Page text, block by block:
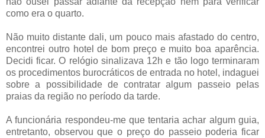
como era o quarto.
Não muito distante dali, um pouco mais afastado do centro,
encontrei outro hotel de bom preço e muito boa aparência.
Decidi ficar. O relógio sinalizava 12h e tão logo terminaram
os procedimentos burocráticos de entrada no hotel, indaguei
sobre a possibilidade de contratar algum passeio pelas
praias da região no período da tarde.
A funcionária respondeu-me que tentaria achar algum guia,
entretanto, observou que o preço do passeio poderia ficar